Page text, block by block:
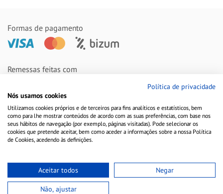
Formas de pagamento
Remessas feitas com
Aviso Legal Política de Cookies Política de Privacidade
Copyright © 2010-2021 Farmacia Barata S.L. Todos los derechos reservados.
Política de privacidade
Nós usamos cookies
Utilizamos cookies próprios e de terceiros para fins analíticos e estatísticos, bem
como para lhe mostrar conteúdos de acordo com as suas preferências, com base nos
seus hábitos de navegação (por exemplo, páginas visitadas). Pode selecionar os
cookies que pretende aceitar, bem como aceder a informações sobre a nossa Política
de Cookies, acedendo às definições.
Aceitar todos Negar
Não, ajustar